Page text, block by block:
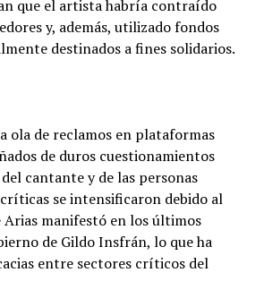
que el artista habría contraído
y, además, utilizado fondos
destinados a fines solidarios.
ola de reclamos en plataformas
de duros cuestionamientos
cantante y de las personas
críticas se intensificaron debido al
Arias manifestó en los últimos
de Gildo Insfrán, lo que ha
entre sectores críticos del